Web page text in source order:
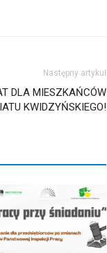
Następny artykuł
DLA MIESZKAŃCÓW
KWIDZYŃSKIEGO!